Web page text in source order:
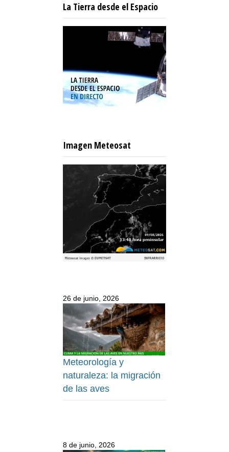
La Tierra desde el Espacio
Imagen Meteosat
26 de junio, 2026
Meteorología y
naturaleza: la migración
de las aves
8 de junio, 2026